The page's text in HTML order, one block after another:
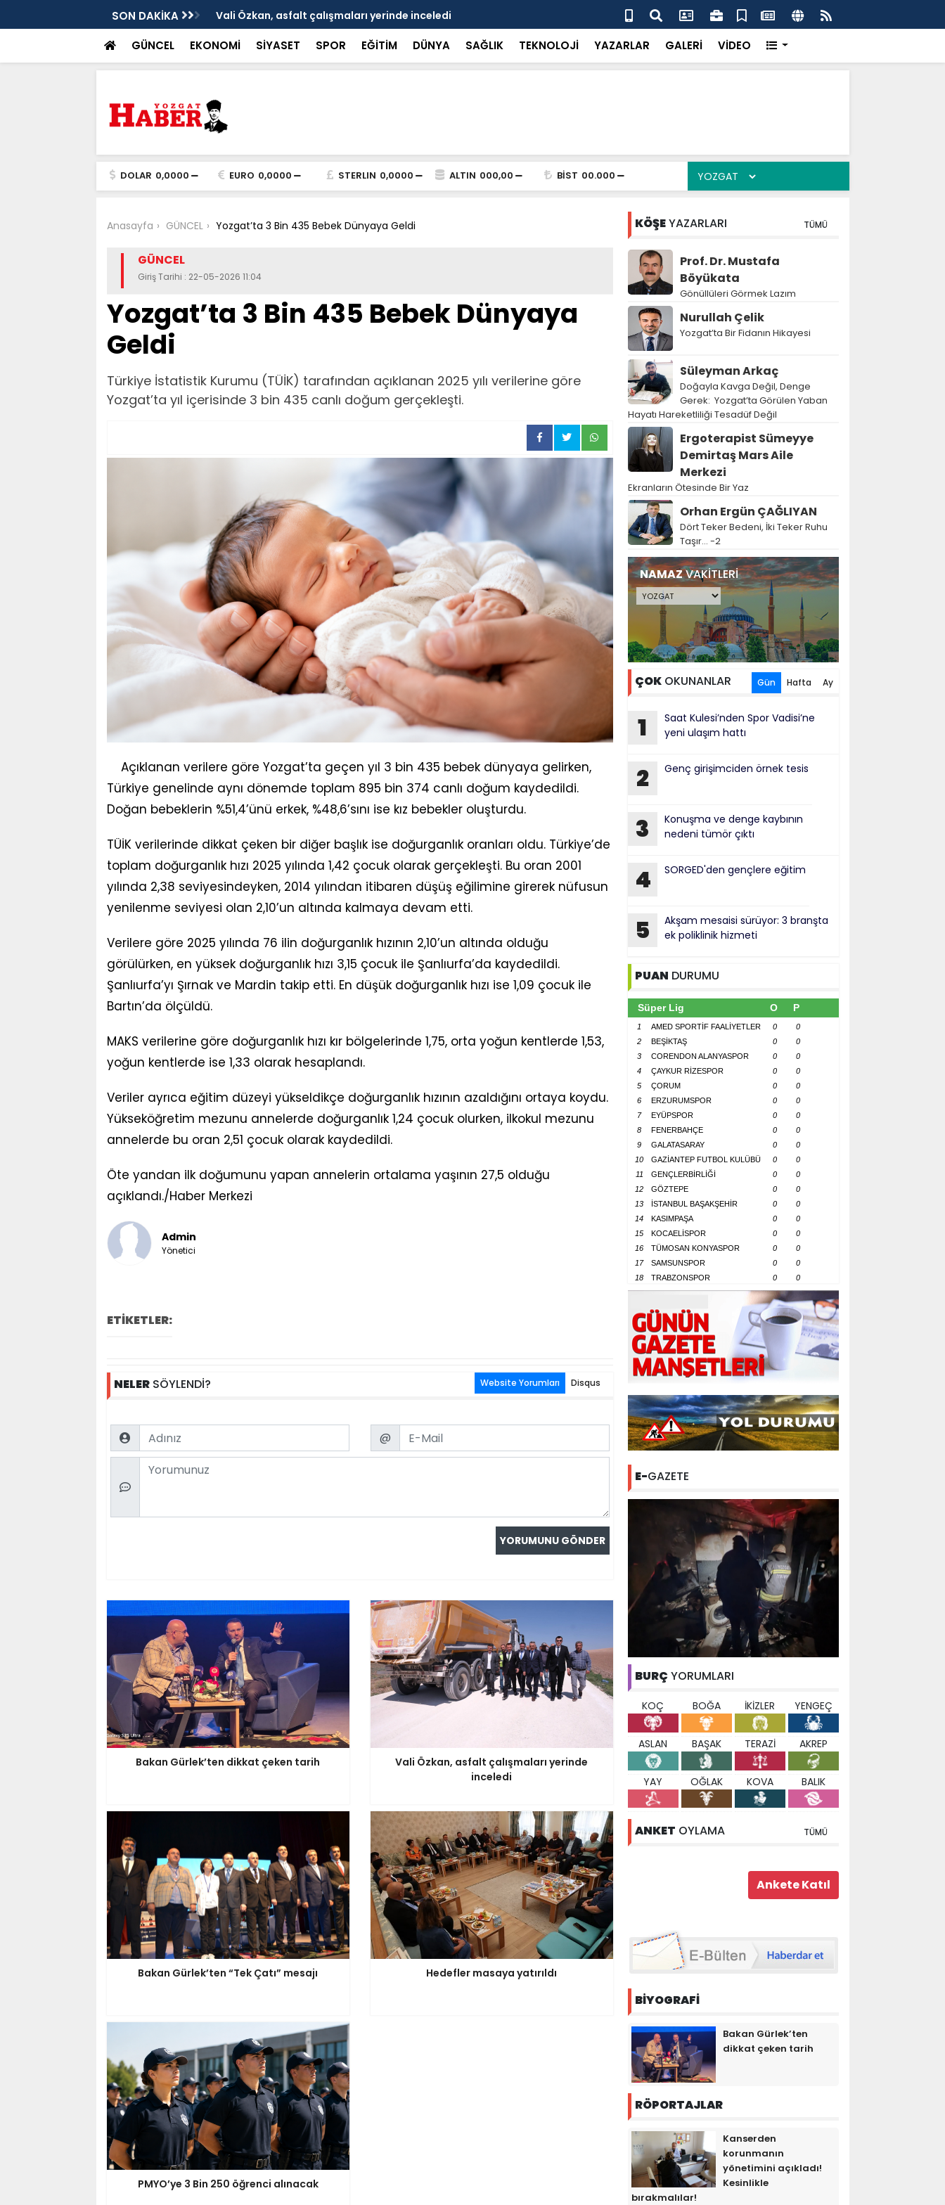
SON DAKİKA Vali Özkan, asfalt çalışmaları yerinde inceledi Bakan Gürlek’ten “Tek Çatı” mesajı
GÜNCEL EKONOMİ SİYASET SPOR EĞİTİM DÜNYA SAĞLIK TEKNOLOJİ YAZARLAR GALERİ VİDEO
DOLAR 0,0000 EURO 0,0000 STERLIN 0,0000 ALTIN 000,00 BİST 00.000
Anasayfa GÜNCEL Yozgat’ta 3 Bin 435 Bebek Dünyaya Geldi
GÜNCEL
Giriş Tarihi : 22-05-2026 11:04
Yozgat’ta 3 Bin 435 Bebek Dünyaya
Geldi
Türkiye İstatistik Kurumu (TÜİK) tarafından açıklanan 2025 yılı verilerine göre
Yozgat’ta yıl içerisinde 3 bin 435 canlı doğum gerçekleşti.
Açıklanan verilere göre Yozgat’ta geçen yıl 3 bin 435 bebek dünyaya gelirken,
Türkiye genelinde aynı dönemde toplam 895 bin 374 canlı doğum kaydedildi.
Doğan bebeklerin %51,4’ünü erkek, %48,6’sını ise kız bebekler oluşturdu.
TÜİK verilerinde dikkat çeken bir diğer başlık ise doğurganlık oranları oldu. Türkiye’de
toplam doğurganlık hızı 2025 yılında 1,42 çocuk olarak gerçekleşti. Bu oran 2001
yılında 2,38 seviyesindeyken, 2014 yılından itibaren düşüş eğilimine girerek nüfusun
yenilenme seviyesi olan 2,10’un altında kalmaya devam etti.
Verilere göre 2025 yılında 76 ilin doğurganlık hızının 2,10’un altında olduğu
görülürken, en yüksek doğurganlık hızı 3,15 çocuk ile Şanlıurfa’da kaydedildi.
Şanlıurfa’yı Şırnak ve Mardin takip etti. En düşük doğurganlık hızı ise 1,09 çocuk ile
Bartın’da ölçüldü.
MAKS verilerine göre doğurganlık hızı kır bölgelerinde 1,75, orta yoğun kentlerde 1,53,
yoğun kentlerde ise 1,33 olarak hesaplandı.
Veriler ayrıca eğitim düzeyi yükseldikçe doğurganlık hızının azaldığını ortaya koydu.
Yükseköğretim mezunu annelerde doğurganlık 1,24 çocuk olurken, ilkokul mezunu
annelerde bu oran 2,51 çocuk olarak kaydedildi.
Öte yandan ilk doğumunu yapan annelerin ortalama yaşının 27,5 olduğu
açıklandı./Haber Merkezi
Admin
Yönetici
ETİKETLER:
NELERSÖYLENDİ? Website Yorumları Disqus
Name Email
@
Comment
Bakan Gürlek’ten dikkat çeken tarih
Vali Özkan, asfalt çalışmaları yerinde
inceledi
Bakan Gürlek’ten “Tek Çatı” mesajı Hedefler masaya yatırıldı
PMYO’ye 3 Bin 250 öğrenci alınacak
KÖŞEYAZARLARI TÜMÜ
Prof. Dr. Mustafa
Böyükata
Gönüllüleri Görmek Lazım
Nurullah Çelik
Yozgat’ta Bir Fidanın Hikayesi
Süleyman Arkaç
Doğayla Kavga Değil, Denge
Gerek: Yozgat’ta Görülen Yaban
Hayatı Hareketliliği Tesadüf Değil
Ergoterapist Sümeyye
Demirtaş Mars Aile
Merkezi
Ekranların Ötesinde Bir Yaz
Orhan Ergün ÇAĞLIYAN
Dört Teker Bedeni, İki Teker Ruhu
Taşır… -2
NAMAZVAKİTLERİ
ÇOKOKUNANLAR Gün Hafta Ay
1
Saat Kulesi’nden Spor Vadisi’ne
yeni ulaşım hattı
2 Genç girişimciden örnek tesis
3
Konuşma ve denge kaybının
nedeni tümör çıktı
4 SORGED'den gençlere eğitim
5
Akşam mesaisi sürüyor: 3 branşta
ek poliklinik hizmeti
PUAN DURUMU
Süper Lig O P
1 AMED SPORTİF FAALİYETLER 0
0
2
BEŞİKTAŞ 0
0
3
CORENDON ALANYASPOR 0
0
4
ÇAYKUR RİZESPOR 0
0
5
ÇORUM 0
0
6
ERZURUMSPOR 0
0
7
EYÜPSPOR 0
0
8
FENERBAHÇE 0
0
9
GALATASARAY 0
0
10
GAZİANTEP FUTBOL KULÜBÜ 0
0
11
GENÇLERBİRLİĞİ 0
0
12
GÖZTEPE 0
0
13
İSTANBUL BAŞAKŞEHİR 0
0
14
KASIMPAŞA 0
0
15
KOCAELİSPOR 0
0
16
TÜMOSAN KONYASPOR 0
0
17
SAMSUNSPOR 0
0
18
TRABZONSPOR 0 0
E-GAZETE
BURÇ YORUMLARI
KOÇ BOĞA İKİZLER YENGEÇ
ASLAN BAŞAK TERAZİ AKREP
YAY OĞLAK KOVA BALIK
ANKET OYLAMA TÜMÜ
BİYOGRAFİ
Bakan Gürlek’ten
dikkat çeken tarih
RÖPORTAJLAR
Kanserden
korunmanın
yönetimini açıkladı!
Kesinlikle
bırakmalılar!